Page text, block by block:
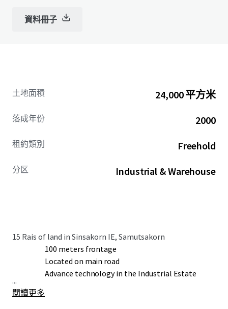
資料冊子
土地面積 24,000 平方米
落成年份 2000
租約類別 Freehold
分区 Industrial & Warehouse
15 Rais of land in Sinsakorn IE, Samutsakorn
100 meters frontage
Located on main road
Advance technology in the Industrial Estate
...
閱讀更多